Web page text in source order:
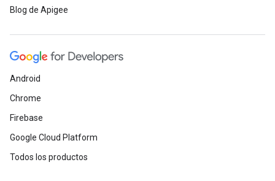
Blog de Apigee
Android
Chrome
Firebase
Google Cloud Platform
Todos los productos